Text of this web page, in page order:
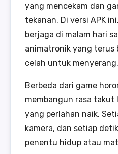
yang mencekam dan
tekanan. Di versi APK
berjaga di malam hari
animatronik yang terus
celah untuk menyerang.
Berbeda dari game
membangun rasa takut
yang perlahan naik.
kamera, dan setiap
penentu hidup atau